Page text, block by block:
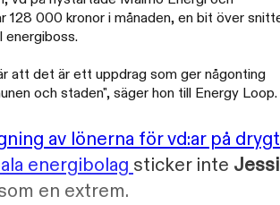
128 000 kronor i månaden, en bit över
energiboss.
att det är ett uppdrag som ger någonting
och staden", säger hon till Energy Loop.
av lönerna för vd:ar på drygt
energibolag sticker inte
en extrem.